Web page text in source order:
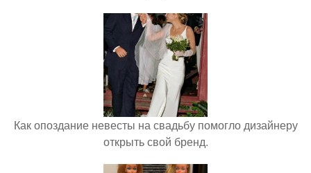
Как опоздание невесты на свадьбу помогло дизайнеру
открыть свой бренд.